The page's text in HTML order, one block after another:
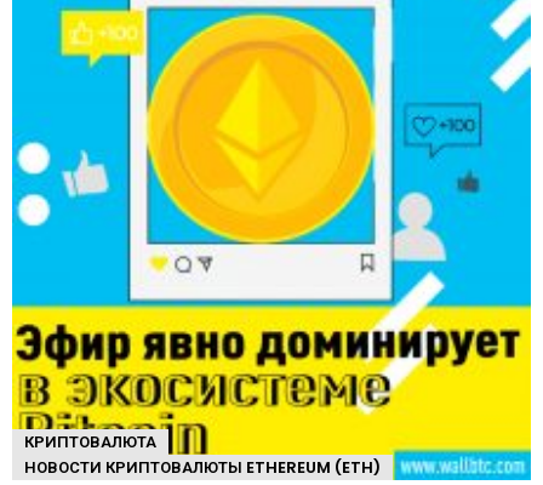
КРИПТОВАЛЮТА
НОВОСТИ КРИПТОВАЛЮТЫ ETHEREUM (ETH)